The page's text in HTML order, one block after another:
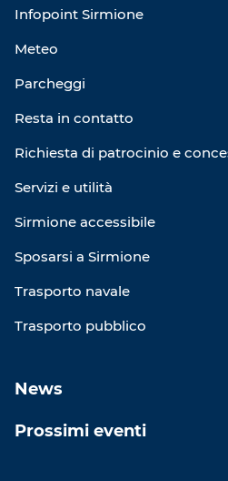
Infopoint Sirmione
Meteo
Parcheggi
Resta in contatto
Richiesta di patrocinio e
Servizi e utilità
Sirmione accessibile
Sposarsi a Sirmione
Trasporto navale
Trasporto pubblico
News
Prossimi eventi